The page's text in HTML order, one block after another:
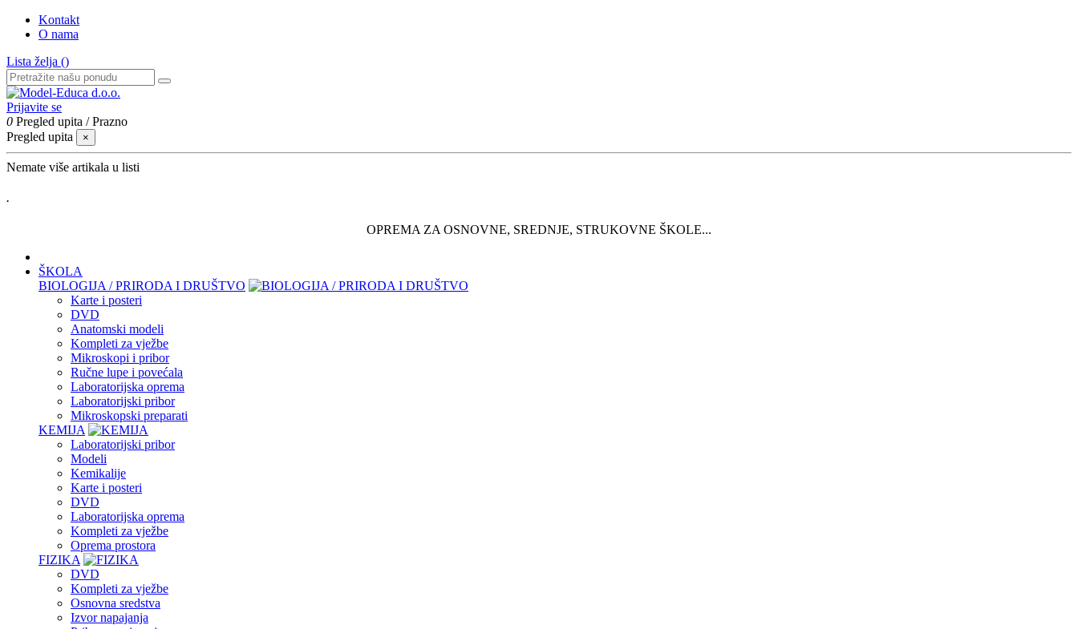
Kontakt
O nama
Lista želja ()
Prijavite se
0 Pregled upita /Prazno
Pregled upita
×
Nemate više artikala u listi
.
OPREMA ZA OSNOVNE, SREDNJE, STRUKOVNE ŠKOLE...
ŠKOLA
BIOLOGIJA / PRIRODA I DRUŠTVO
Karte i posteri
DVD
Anatomski modeli
Kompleti za vježbe
Mikroskopi i pribor
Ručne lupe i povećala
Laboratorijska oprema
Laboratorijski pribor
Mikroskopski preparati
KEMIJA
Laboratorijski pribor
Modeli
Kemikalije
Karte i posteri
DVD
Laboratorijska oprema
Kompleti za vježbe
Oprema prostora
FIZIKA
DVD
Kompleti za vježbe
Osnovna sredstva
Izvor napajanja